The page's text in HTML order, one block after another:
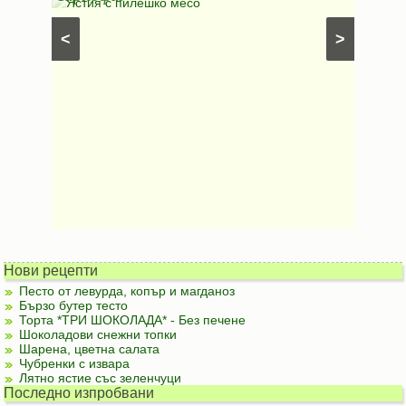
>
<
Ястия с пилешко месо
Нови рецепти
Песто от левурда, копър и магданоз
Бързо бутер тесто
Торта *ТРИ ШОКОЛАДА* - Без печене
Шоколадови снежни топки
Шарена, цветна салата
Чубренки с извара
Лятно ястие със зеленчуци
Последно изпробвани